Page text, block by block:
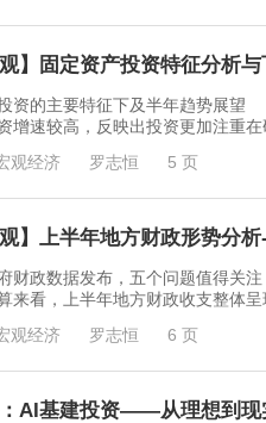
】固定资产投资特征分析
的主要特征下及半年趋势展望
增速较高，反映出投资更加注重
观经济 罗志恒 5 页
】上半年地方财政形势分析
政数据发布，五个问题值得关
来看，上半年地方财政收支整体
观经济 罗志恒 6 页
AI基建投资——从理想到现